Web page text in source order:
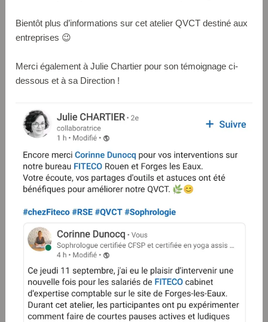
Bientôt plus d’informations sur cet atelier QVCT destiné aux
entreprises 😉
Merci également à Julie Chartier pour son témoignage ci-
dessous et à sa Direction !